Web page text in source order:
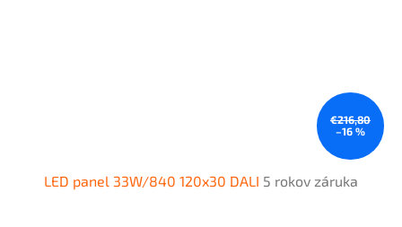
€216,80
–16 %
LED panel 33W/840 120x30 DALI 5 rokov záruka